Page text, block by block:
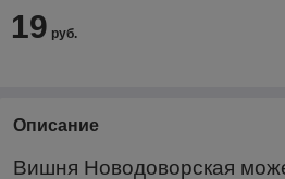
19 руб.
Описание
Вишня Новодоворская